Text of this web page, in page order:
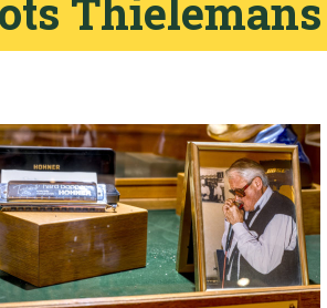
Thielemans